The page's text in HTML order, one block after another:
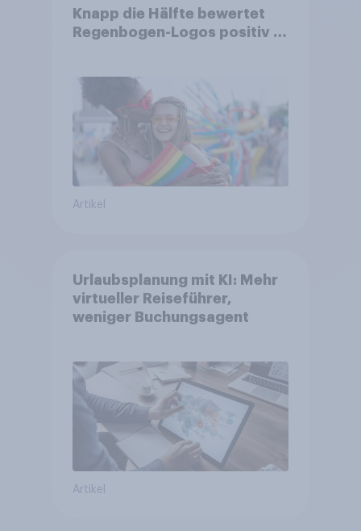
Knapp die Hälfte bewertet
Regenbogen-Logos positiv –
Artikel
Urlaubsplanung mit KI: Mehr
virtueller Reiseführer,
weniger Buchungsagent
Artikel